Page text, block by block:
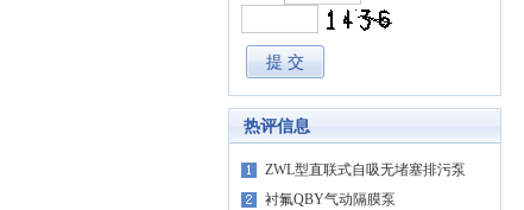
热评信息
ZWL型直联式自吸无堵塞排污泵
衬氟QBY气动隔膜泵